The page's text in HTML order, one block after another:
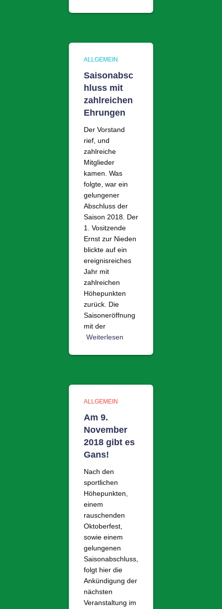
ALLGEMEIN
Saisonabsc
hluss mit
zahlreichen
Ehrungen
Der Vorstand
rief, und
zahlreiche
Mitglieder
kamen. Was
folgte, war ein
gelungener
Abschluss der
Saison 2018. Der
1. Vositzende
Ernst zur Nieden
blickte auf ein
ereignisreiches
Jahr mit
zahlreichen
Höhepunkten
zurück. Die
Saisoneröffnung
mit der
Weiterlesen
ALLGEMEIN
Am 9.
November
2018 gibt es
Gans!
Nach den
sportlichen
Höhepunkten,
einem
rauschenden
Oktoberfest,
sowie einem
gelungenen
Saisonabschluss,
folgt hier die
Ankündigung der
nächsten
Veranstaltung im